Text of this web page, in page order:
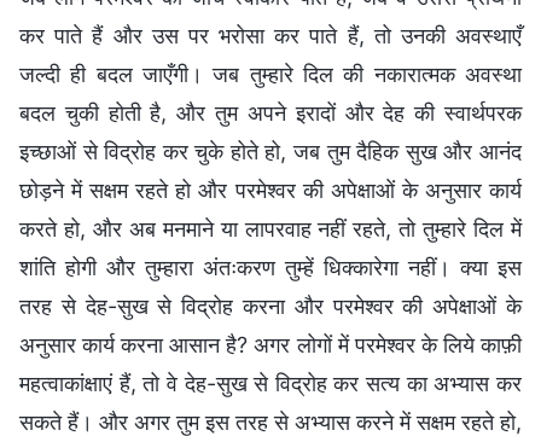
कर पाते हैं और उस पर भरोसा कर पाते हैं, तो उनकी अवस्थाएँ
जल्दी ही बदल जाएँगी। जब तुम्हारे दिल की नकारात्मक अवस्था
बदल चुकी होती है, और तुम अपने इरादों और देह की स्वार्थपरक
इच्छाओं से विद्रोह कर चुके होते हो, जब तुम दैहिक सुख और आनंद
छोड़ने में सक्षम रहते हो और परमेश्वर की अपेक्षाओं के अनुसार कार्य
करते हो, और अब मनमाने या लापरवाह नहीं रहते, तो तुम्हारे दिल में
शांति होगी और तुम्हारा अंतःकरण तुम्हें धिक्कारेगा नहीं। क्या इस
तरह से देह-सुख से विद्रोह करना और परमेश्वर की अपेक्षाओं के
अनुसार कार्य करना आसान है? अगर लोगों में परमेश्वर के लिये काफ़ी
महत्वाकांक्षाएं हैं, तो वे देह-सुख से विद्रोह कर सत्य का अभ्यास कर
सकते हैं। और अगर तुम इस तरह से अभ्यास करने में सक्षम रहते हो,